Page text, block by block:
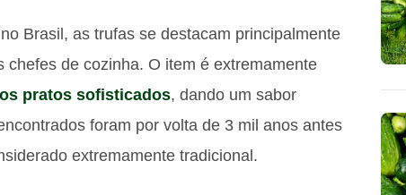
Brasil, as trufas se destacam principalmente
de cozinha. O item é extremamente
pratos sofisticados, dando um sabor
foram por volta de 3 mil anos antes
extremamente tradicional.